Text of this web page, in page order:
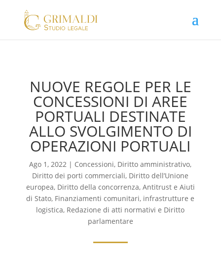
NUOVE REGOLE PER LE
CONCESSIONI DI AREE
PORTUALI DESTINATE
ALLO SVOLGIMENTO DI
OPERAZIONI PORTUALI
Ago 1, 2022 | Concessioni, Diritto amministrativo,
Diritto dei porti commerciali, Diritto dell’Unione
europea, Diritto della concorrenza, Antitrust e Aiuti
di Stato, Finanziamenti comunitari, infrastrutture e
logistica, Redazione di atti normativi e Diritto
parlamentare